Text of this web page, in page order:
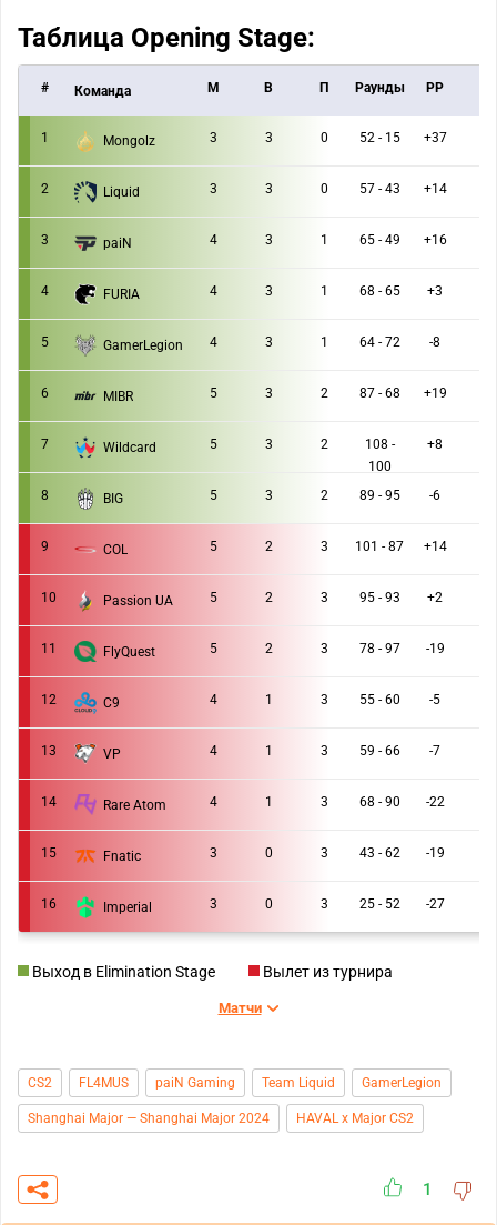
Таблица Opening Stage:
# Команда M В П Раунды РР
1 Mongolz 3 3 0 52 - 15 +37
2 Liquid 3 3 0 57 - 43 +14
3 paiN 4 3 1 65 - 49 +16
4 FURIA 4 3 1 68 - 65 +3
5 GamerLegion 4 3 1 64 - 72 -8
6 MIBR 5 3 2 87 - 68 +19
7 Wildcard 5 3 2
108 -
100
+8
8 BIG 5 3 2 89 - 95 -6
9 COL 5 2 3 101 - 87 +14
10 Passion UA 5 2 3 95 - 93 +2
11 FlyQuest 5 2 3 78 - 97 -19
12 C9 4 1 3 55 - 60 -5
13 VP 4 1 3 59 - 66 -7
14 Rare Atom 4 1 3 68 - 90 -22
15 Fnatic 3 0 3 43 - 62 -19
16 Imperial 3 0 3 25 - 52 -27
Выход в Elimination Stage Вылет из турнира
Матчи
CS2 FL4MUS paiN Gaming Team Liquid GamerLegion
Shanghai Major — Shanghai Major 2024 HAVAL x Major CS2
1